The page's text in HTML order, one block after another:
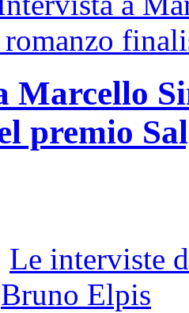
Marcello
premio
Le interviste
Bruno Elpis